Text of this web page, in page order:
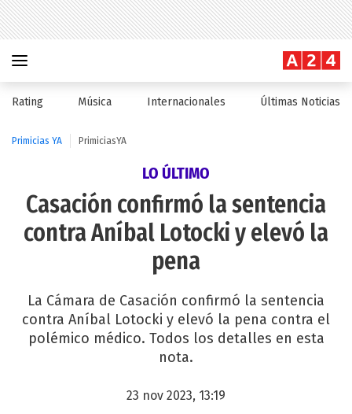
Rating Música Internacionales Últimas Noticias
Primicias YA PrimiciasYA
LO ÚLTIMO
Casación confirmó la sentencia
contra Aníbal Lotocki y elevó la
pena
La Cámara de Casación confirmó la sentencia
contra Aníbal Lotocki y elevó la pena contra el
polémico médico. Todos los detalles en esta
nota.
23 nov 2023, 13:19